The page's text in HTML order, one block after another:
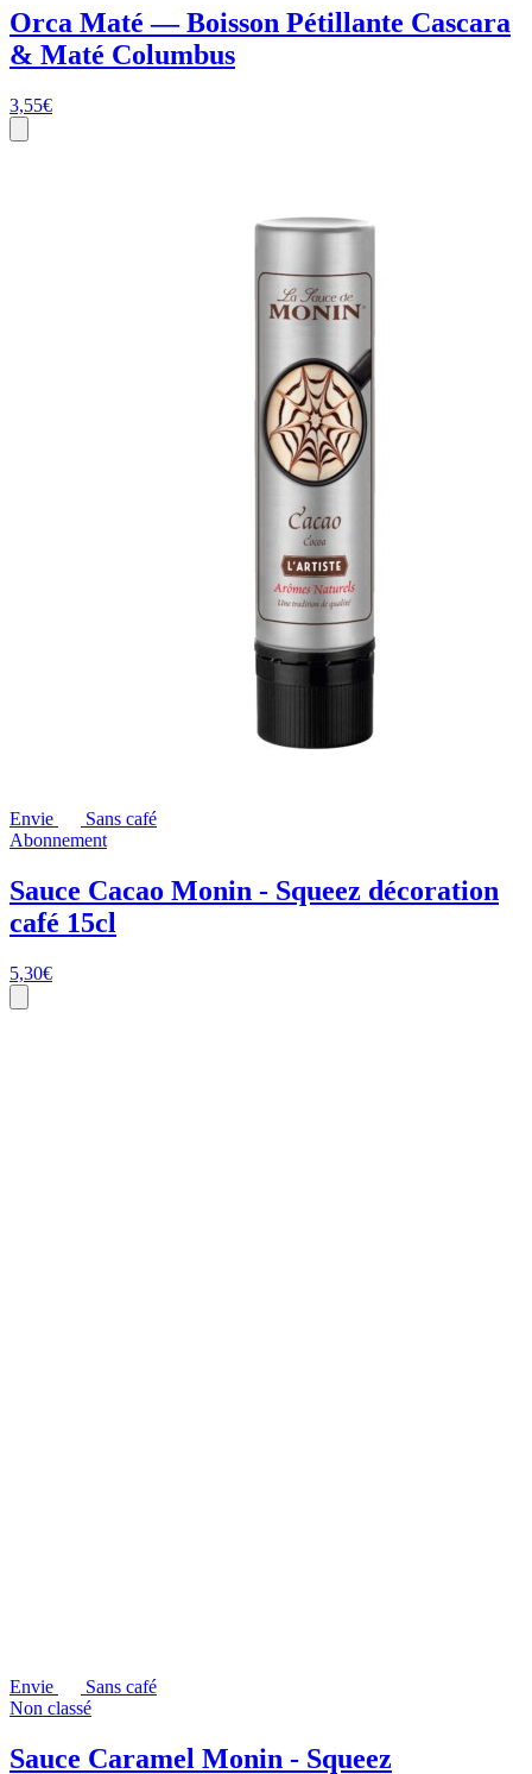
Orca Maté — Boisson Pétillante Cascara
& Maté Columbus
3,55€
Envie
Sans café
Abonnement
Sauce Cacao Monin - Squeez décoration
café 15cl
5,30€
Envie
Sans café
Non classé
Sauce Caramel Monin - Squeez